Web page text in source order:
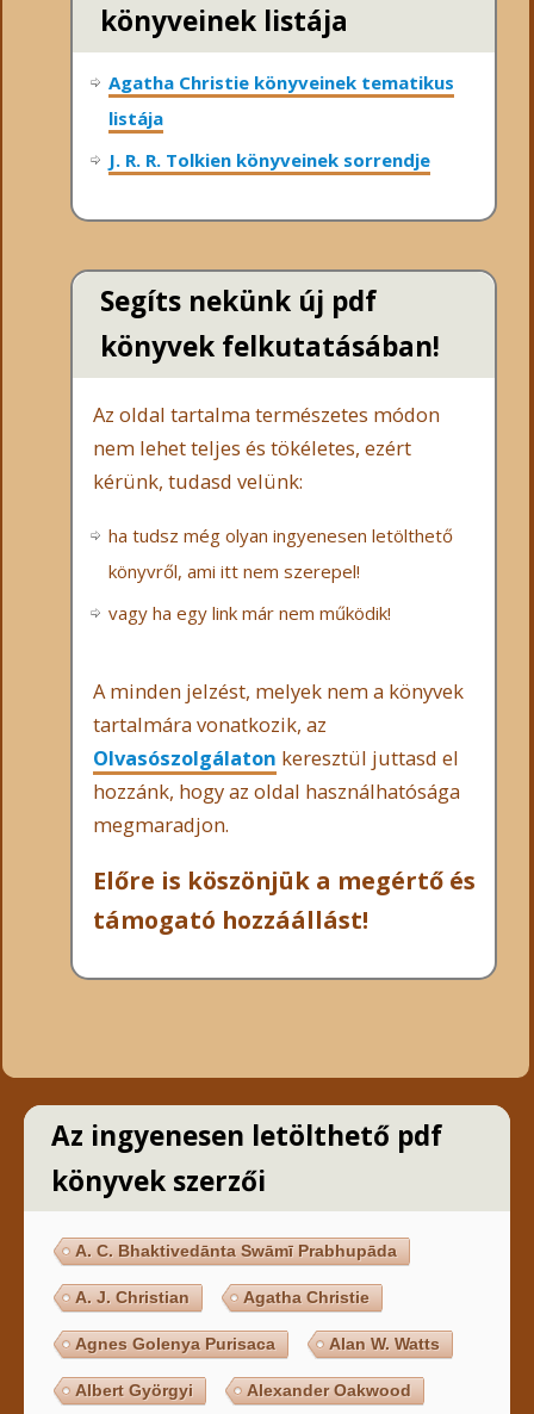
könyveinek listája
Agatha Christie könyveinek tematikus
listája
J. R. R. Tolkien könyveinek sorrendje
Segíts nekünk új pdf
könyvek felkutatásában!
Az oldal tartalma természetes módon
nem lehet teljes és tökéletes, ezért
kérünk, tudasd velünk:
ha tudsz még olyan ingyenesen letölthető
könyvről, ami itt nem szerepel!
vagy ha egy link már nem működik!
A minden jelzést, melyek nem a könyvek
tartalmára vonatkozik, az
Olvasószolgálaton keresztül juttasd el
hozzánk, hogy az oldal használhatósága
megmaradjon.
Előre is köszönjük a megértő és
támogató hozzáállást!
Az ingyenesen letölthető pdf
könyvek szerzői
A. C. Bhaktivedānta Swāmī Prabhupāda
A. J. Christian Agatha Christie
Agnes Golenya Purisaca Alan W. Watts
Albert Györgyi Alexander Oakwood